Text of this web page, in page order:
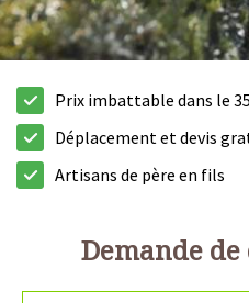
Prix imbattable dans le 35
Déplacement et devis
Artisans de père en fils
Demande